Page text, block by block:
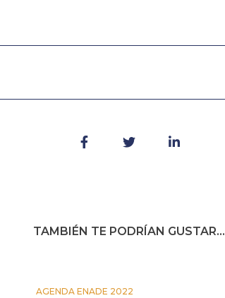
TAMBIÉN TE PODRÍAN GUSTAR...
AGENDA ENADE 2022